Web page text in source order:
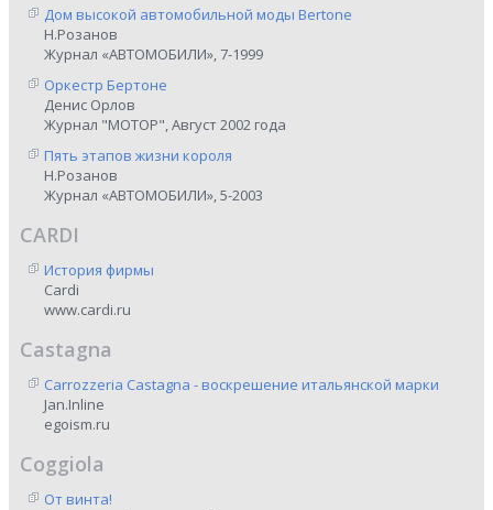
Дом высокой автомобильной моды Bertone
Н.Розанов
Журнал «АВТОМОБИЛИ», 7-1999
Оркестр Бертоне
Денис Орлов
Журнал "МОТОР", Август 2002 года
Пять этапов жизни короля
Н.Розанов
Журнал «АВТОМОБИЛИ», 5-2003
CARDI
История фирмы
Cardi
www.cardi.ru
Castagna
Carrozzeria Castagna - воскрешение итальянской марки
Jan.Inline
egoism.ru
Coggiola
От винта!